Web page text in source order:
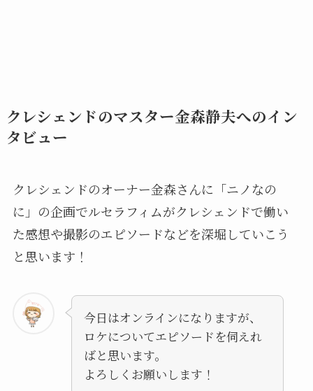
クレシェンドのマスター金森静夫へのイン
タビュー
クレシェンドのオーナー金森さんに「ニノなの
に」の企画でルセラフィムがクレシェンドで働い
た感想や撮影のエピソードなどを深堀していこう
と思います！
今日はオンラインになりますが、
ロケについてエピソードを伺えれ
ばと思います。
よろしくお願いします！